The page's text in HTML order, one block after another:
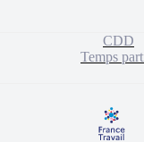
CDD
Temps